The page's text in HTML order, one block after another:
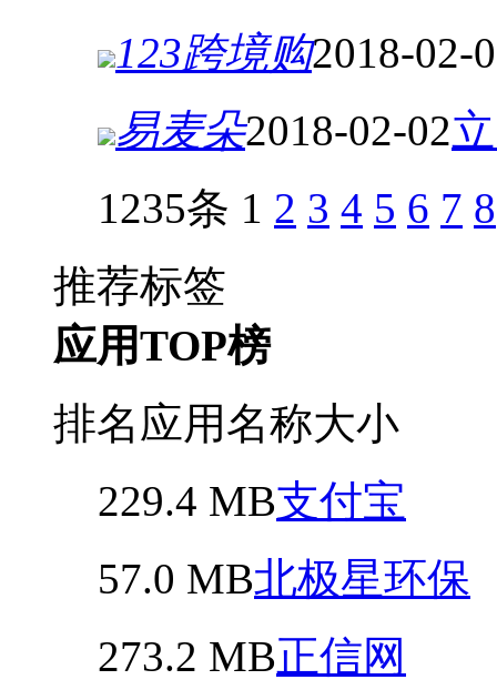
123跨境购2018-02-
易麦朵2018-02-02
1235条 1 2 3 4 5 6 7 8
推荐标签
应用TOP榜
排名应用名称大小
229.4 MB支付宝
57.0 MB北极星环保
273.2 MB正信网